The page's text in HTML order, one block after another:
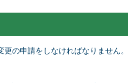
の申請をしなければなりません。